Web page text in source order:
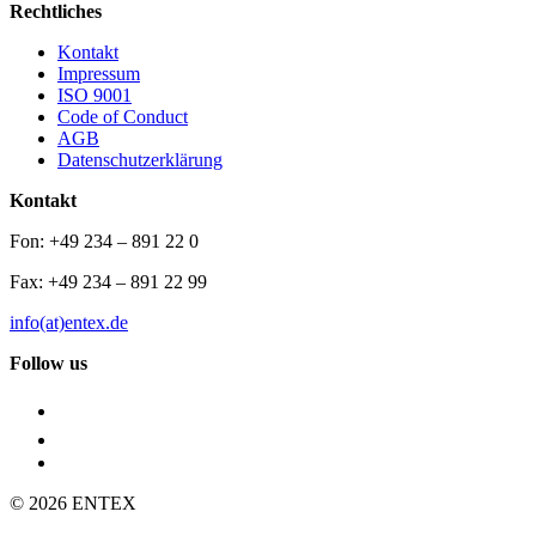
Rechtliches
Kontakt
Impressum
ISO 9001
Code of Conduct
AGB
Datenschutzerklärung
Kontakt
Fon: +49 234 – 891 22 0
Fax: +49 234 – 891 22 99
info(at)entex.de
Follow us
© 2026 ENTEX